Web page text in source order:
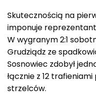
Skutecznością na
imponuje
W wygranym 2:1
Grudziądz ze
Sosnowiec zdobył
łącznie z 12
strzelców.